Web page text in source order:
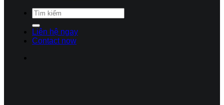
Liên hệ ngay
Contact now